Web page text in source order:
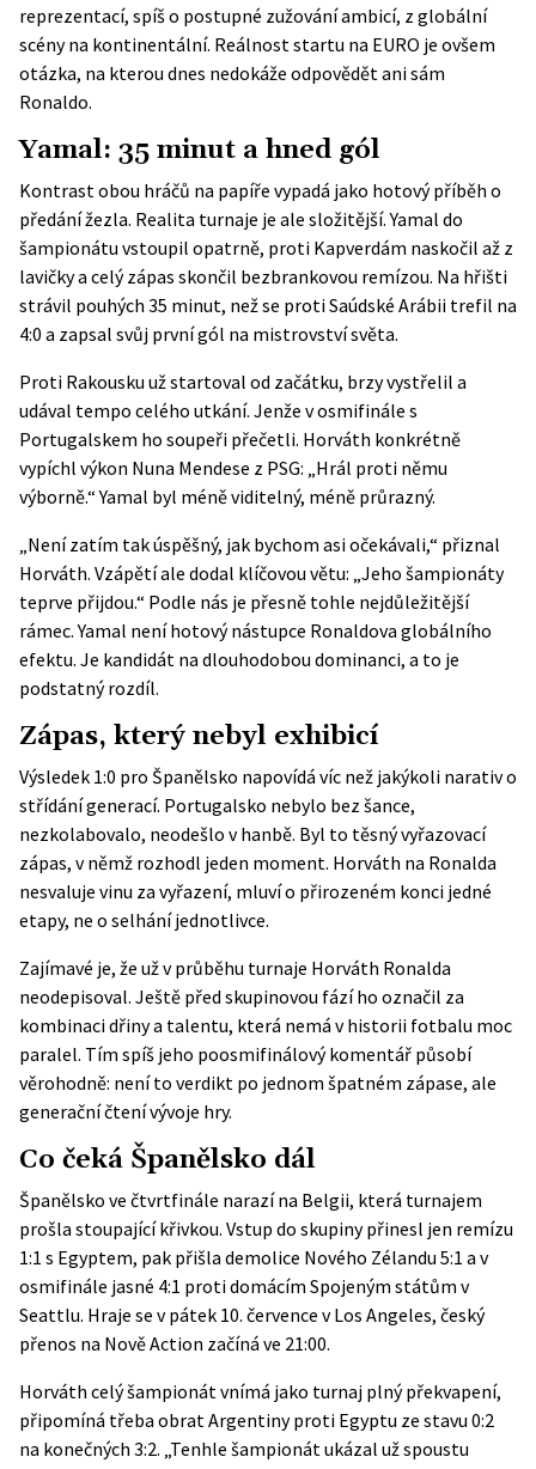
reprezentací, spíš o postupné zužování ambicí, z globální
scény na kontinentální. Reálnost startu na EURO je ovšem
otázka, na kterou dnes nedokáže odpovědět ani sám
Ronaldo.
Yamal: 35 minut a hned gól
Kontrast obou hráčů na papíře vypadá jako hotový příběh o
předání žezla. Realita turnaje je ale složitější. Yamal do
šampionátu vstoupil opatrně, proti Kapverdám naskočil až z
lavičky a celý zápas skončil bezbrankovou remízou. Na hřišti
strávil pouhých 35 minut, než se proti Saúdské Arábii trefil na
4:0 a zapsal svůj první gól na mistrovství světa.
Proti Rakousku už startoval od začátku, brzy vystřelil a
udával tempo celého utkání. Jenže v osmifinále s
Portugalskem ho soupeři přečetli. Horváth konkrétně
vypíchl výkon Nuna Mendese z PSG: „Hrál proti němu
výborně.“ Yamal byl méně viditelný, méně průrazný.
„Není zatím tak úspěšný, jak bychom asi očekávali,“ přiznal
Horváth. Vzápětí ale dodal klíčovou větu: „Jeho šampionáty
teprve přijdou.“ Podle nás je přesně tohle nejdůležitější
rámec. Yamal není hotový nástupce Ronaldova globálního
efektu. Je kandidát na dlouhodobou dominanci, a to je
podstatný rozdíl.
Zápas, který nebyl exhibicí
Výsledek 1:0 pro Španělsko napovídá víc než jakýkoli narativ o
střídání generací. Portugalsko nebylo bez šance,
nezkolabovalo, neodešlo v hanbě. Byl to těsný vyřazovací
zápas, v němž rozhodl jeden moment. Horváth na Ronalda
nesvaluje vinu za vyřazení, mluví o přirozeném konci jedné
etapy, ne o selhání jednotlivce.
Zajímavé je, že už v průběhu turnaje Horváth Ronalda
neodepisoval. Ještě před skupinovou fází ho označil za
kombinaci dřiny a talentu, která nemá v historii fotbalu moc
paralel. Tím spíš jeho poosmifinálový komentář působí
věrohodně: není to verdikt po jednom špatném zápase, ale
generační čtení vývoje hry.
Co čeká Španělsko dál
Španělsko ve čtvrtfinále narazí na Belgii, která turnajem
prošla stoupající křivkou. Vstup do skupiny přinesl jen remízu
1:1 s Egyptem, pak přišla demolice Nového Zélandu 5:1 a v
osmifinále jasné 4:1 proti domácím Spojeným státům v
Seattlu. Hraje se v pátek 10. července v Los Angeles, český
přenos na Nově Action začíná ve 21:00.
Horváth celý šampionát vnímá jako turnaj plný překvapení,
připomíná třeba obrat Argentiny proti Egyptu ze stavu 0:2
na konečných 3:2. „Tenhle šampionát ukázal už spoustu